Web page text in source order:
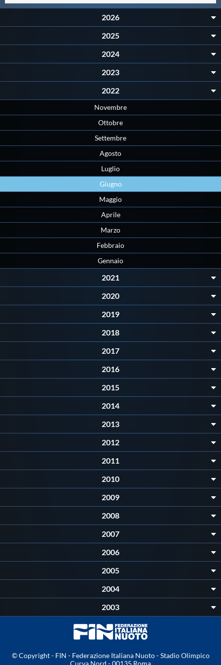
Formazione
GUG
Privacy
Flash News
Videogallery
Intranet
Contatti
2026
2025
2024
2023
2022
Novembre
Ottobre
Settembre
Agosto
Luglio
Giugno
Maggio
Aprile
Marzo
Febbraio
Gennaio
2021
2020
2019
2018
2017
2016
2015
2014
2013
2012
2011
2010
2009
2008
2007
2006
2005
2004
2003
© Copyright - FIN - Federazione Italiana Nuoto - Stadio Olimpico